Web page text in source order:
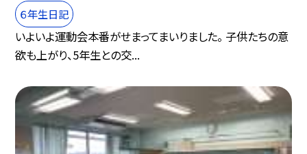
６年生日記
いよいよ運動会本番がせまってまいりました。 子供たちの意
欲も上がり、5年生との交...